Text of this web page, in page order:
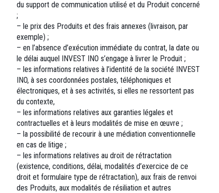
du support de communication utilisé et du Produit concerné
;
– le prix des Produits et des frais annexes (livraison, par
exemple) ;
– en l’absence d’exécution immédiate du contrat, la date ou
le délai auquel INVEST INO s’engage à livrer le Produit ;
– les informations relatives à l’identité de la société INVEST
INO, à ses coordonnées postales, téléphoniques et
électroniques, et à ses activités, si elles ne ressortent pas
du contexte,
– les informations relatives aux garanties légales et
contractuelles et à leurs modalités de mise en œuvre ;
– la possibilité de recourir à une médiation conventionnelle
en cas de litige ;
– les informations relatives au droit de rétractation
(existence, conditions, délai, modalités d’exercice de ce
droit et formulaire type de rétractation), aux frais de renvoi
des Produits, aux modalités de résiliation et autres